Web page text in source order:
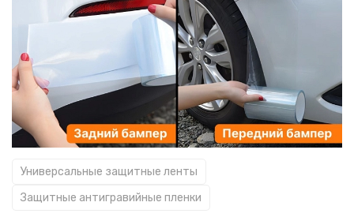
Универсальные защитные ленты
Защитные антигравийные пленки